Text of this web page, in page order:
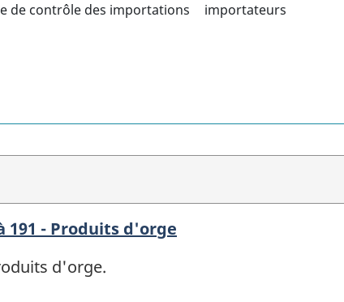
de contrôle des importations importateurs
191 - Produits d'orge
d'orge.